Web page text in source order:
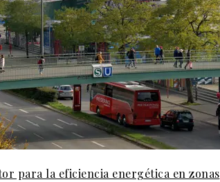
para la eficiencia energética en zonas